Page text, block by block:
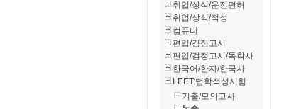
취업/상식/운전면허
취업/상식/적성
컴퓨터
편입/검정고시
편입/검정고시/독학사
한국어/한자/한국사
LEET:법학적성시험
기출/모의고사